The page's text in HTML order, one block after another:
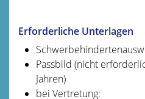
Erforderliche Unterlagen
Passbild (nicht
Jahren)
bei Vertretung: